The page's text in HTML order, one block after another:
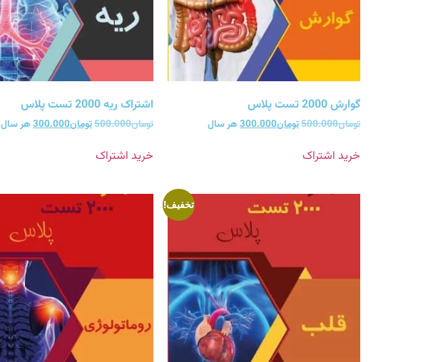
گوارش 2000 تست پلاس
تومان500.000تومان300.000هر سال
خرید اشتراک
اشتراک ریه 2000 تست پلاس
تومان500.000تومان300.000هر سال
خرید اشتراک
تخفیف!